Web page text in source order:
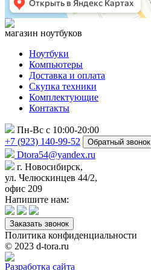
магазин ноутбуков
Ноутбуки
Компьютеры
Доставка и оплата
Скупка техники
Комплектующие
Контакты
Пн-Вс с 10:00-20:00
+7 (923) 140-99-52
Обратный звонок
Dtora54@yandex.ru
г. Новосибирск,
ул. Челюскинцев 44/2,
офис 209
Напишите нам:
Заказать звонок
Политика конфиденциальности
© 2023 d-tora.ru
Разработка сайта